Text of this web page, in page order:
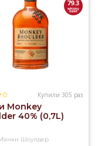
79.3
Купили 305 раз
Monkey
40% (0,7L)
Шоулдер